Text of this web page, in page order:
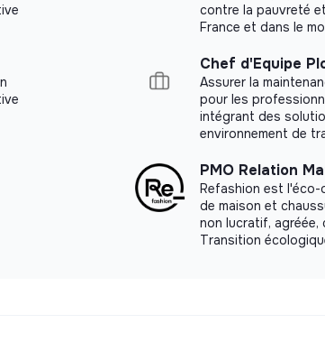
cahiers des charges, mise à
Vous tenez le calendrier et
contre la pauvreté
France et dans le
Chef d'Equipe
Assurer la
pour les
intégrant des
environnement de
PMO Relation
Refashion est l'éco-
de maison et
non lucratif, agréée,
Transition